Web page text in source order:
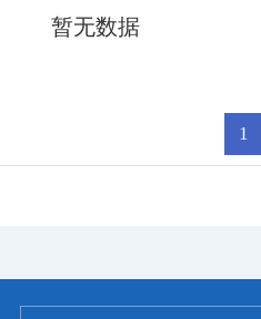
暂无数据
1